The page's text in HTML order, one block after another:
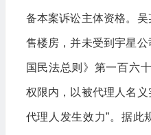
备本案诉讼主体资格。
售楼房，并未受到宇星
国民法总则》第一百六
权限内，以被代理人名
代理人发生效力”。据此